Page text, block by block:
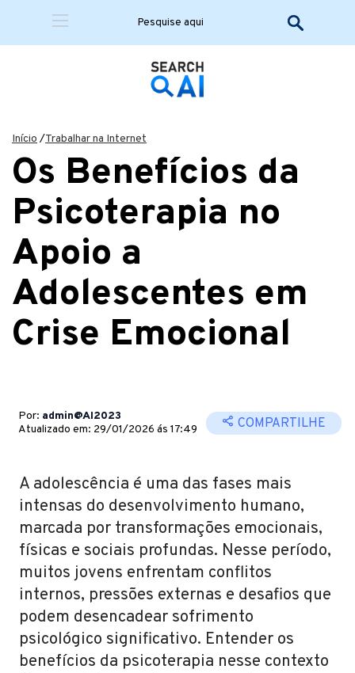
Início /Trabalhar na Internet
Os Benefícios da
Psicoterapia no
Apoio a
Adolescentes em
Crise Emocional
Por: admin@AI2023
Atualizado em: 29/01/2026 ás 17:49
COMPARTILHE
A adolescência é uma das fases mais
intensas do desenvolvimento humano,
marcada por transformações emocionais,
físicas e sociais profundas. Nesse período,
muitos jovens enfrentam conflitos
internos, pressões externas e desafios que
podem desencadear sofrimento
psicológico significativo. Entender os
benefícios da psicoterapia nesse contexto